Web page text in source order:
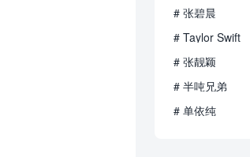
# 张碧晨
# Taylor Swift
# 张靓颖
# 半吨兄弟
# 单依纯